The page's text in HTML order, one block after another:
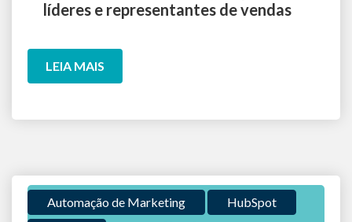
líderes e representantes de vendas
LEIA MAIS
Automação de Marketing
HubSpot